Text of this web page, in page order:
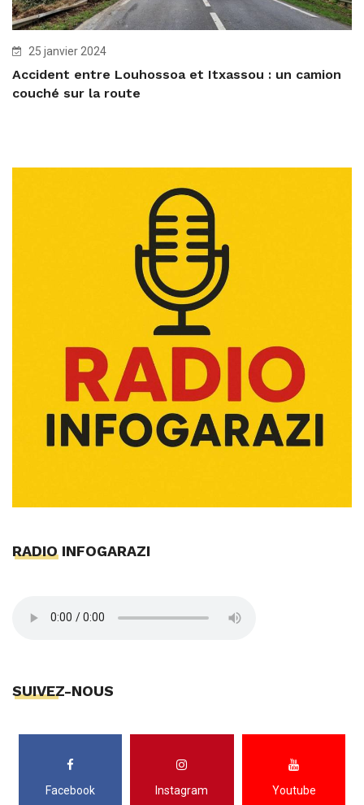
25 janvier 2024
Accident entre Louhossoa et Itxassou : un camion
couché sur la route
RADIO INFOGARAZI
SUIVEZ-NOUS
Facebook Instagram Youtube